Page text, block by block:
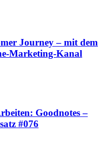
Journey – mit dem
Marketing-Kanal
Goodnotes –
#076